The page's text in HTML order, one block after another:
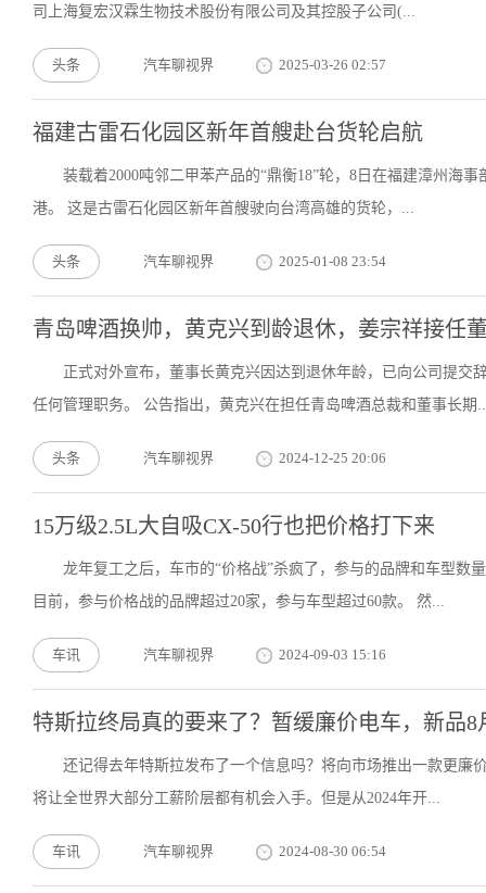
司上海复宏汉霖生物技术股份有限公司及其控股子公司(...
头条 汽车聊视界 2025-03-26 02:57
福建古雷石化园区新年首艘赴台货轮启航
装载着2000吨邻二甲苯产品的“鼎衡18”轮，8日在福建漳州海
港。 这是古雷石化园区新年首艘驶向台湾高雄的货轮，...
头条 汽车聊视界 2025-01-08 23:54
青岛啤酒换帅，黄克兴到龄退休，姜宗祥接任
正式对外宣布，董事长黄克兴因达到退休年龄，已向公司提
任何管理职务。 公告指出，黄克兴在担任青岛啤酒总裁和董事长期
头条 汽车聊视界 2024-12-25 20:06
15万级2.5L大自吸CX-50行也把价格打下来
龙年复工之后，车市的“价格战”杀疯了，参与的品牌和车型数
目前，参与价格战的品牌超过20家，参与车型超过60款。 然...
车讯 汽车聊视界 2024-09-03 15:16
特斯拉终局真的要来了？暂缓廉价电车，新品8
还记得去年特斯拉发布了一个信息吗？将向市场推出一款更廉
将让全世界大部分工薪阶层都有机会入手。但是从2024年开...
车讯 汽车聊视界 2024-08-30 06:54